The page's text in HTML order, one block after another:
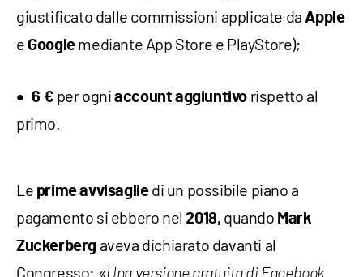
giustificato dalle commissioni applicate da Apple
e Googlemediante App Store e PlayStore);
6 € per ogniaccount aggiuntivo rispetto al
primo.
Le prime avvisagliedi un possibile piano a
pagamento si ebbero nel2018, quando Mark
Zuckerberg aveva dichiarato davanti al
Congresso: «